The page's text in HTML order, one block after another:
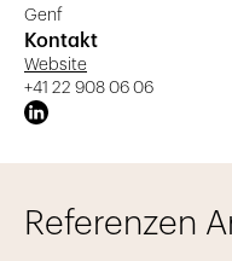
Genf
Kontakt
Website
+41 22 908 06 06
Referenzen